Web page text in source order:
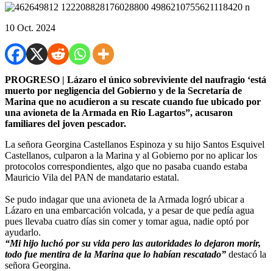
10 Oct. 2024
PROGRESO | Lázaro el único sobreviviente del naufragio ‘está
muerto por negligencia del Gobierno y de la Secretaría de
Marina que no acudieron a su rescate cuando fue ubicado por
una avioneta de la Armada en Rio Lagartos”, acusaron
familiares del joven pescador.
La señora Georgina Castellanos Espinoza y su hijo Santos Esquivel
Castellanos, culparon a la Marina y al Gobierno por no aplicar los
protocolos correspondientes, algo que no pasaba cuando estaba
Mauricio Vila del PAN de mandatario estatal.
Se pudo indagar que una avioneta de la Armada logró ubicar a
Lázaro en una embarcación volcada, y a pesar de que pedía agua
pues llevaba cuatro días sin comer y tomar agua, nadie optó por
ayudarlo.
“Mi hijo luchó por su vida pero las autoridades lo dejaron morir,
todo fue mentira de la Marina que lo habían rescatado” destacó la
señora Georgina.